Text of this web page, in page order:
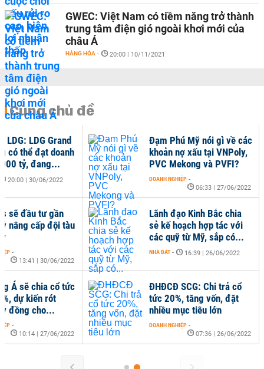
GWEC: Việt Nam có tiềm năng trở thành
trung tâm điện gió ngoài khơi mới của
châu Á
HÀNG HÓA - 20:00 | 10/11/2021
Cùng chủ đề
LDG: LDG Grand
có thể đạt doanh
tỷ, đang...
20:00 | 30/06/2022
sẽ đầu tư gần
nâng cấp đội tàu
-
13:41 | 30/06/2022
Á sẽ chia cổ tức
dự kiến rót
đồng cho...
-
10:14 | 27/06/2022
Đạm Phú Mỹ nói gì về các
khoản nợ xấu tại VNPoly,
PVC Mekong và PVFI?
DOANH NGHIỆP -
06:33 | 27/06/2022
Lãnh đạo Kinh Bắc chia
sẻ kế hoạch hợp tác với
các quỹ từ Mỹ, sắp có...
NHÀ ĐẤT - 16:39 | 26/06/2022
ĐHĐCĐ SCG: Chi trả cổ
tức 20%, tăng vốn, đặt
nhiều mục tiêu lớn
DOANH NGHIỆP -
07:36 | 26/06/2022